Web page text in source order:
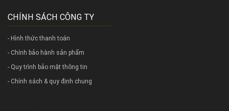
CHÍNH SÁCH CÔNG TY
- Hình thức thanh toán
- Chính bảo hành sản phẩm
- Quy trình bảo mật thông tin
- Chính sách & quy định chung